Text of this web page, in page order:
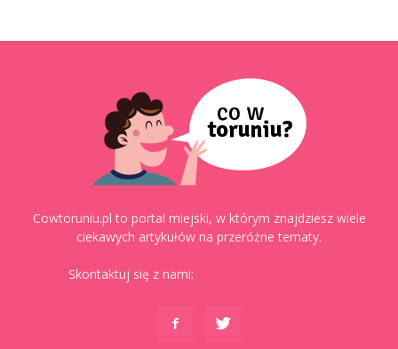
Cowtoruniu.pl to portal miejski, w którym znajdziesz wiele
ciekawych artykułów na przeróżne tematy.
Skontaktuj się z nami: